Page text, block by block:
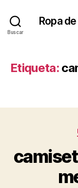
Buscar
Ropa
Etiqueta: